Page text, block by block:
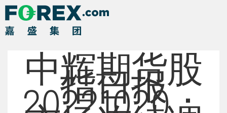
中辉期货股
指日报